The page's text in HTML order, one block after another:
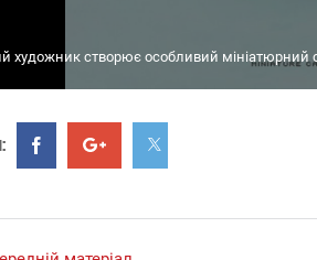
художник створює особливий мініатюрний